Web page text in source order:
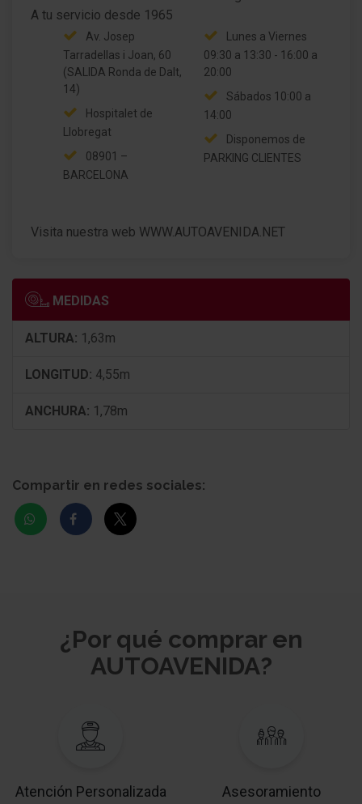
Llantas de aleación 6,5x16 (Mahalia, Negro)
Regulación antideslizante (ASR)
Caja de cambios 6-marcha
Eco "Moda" (Conmutador del modo de conducción)
Motor 1,0 Ltr. - 81 kW TCE CAT
Av. Josep
Tarradellas i Joan, 60
(SALIDA Ronda de Dalt,
14)
Hospitalet de
Llobregat
08901 –
BARCELONA
Lunes a Viernes
09:30 a 13:30 - 16:00 a
20:00
Sábados 10:00 a
14:00
Disponemos de
PARKING CLIENTES
Visita nuestra web WWW.AUTOAVENIDA.NET
MEDIDAS
ALTURA: 1,63m
LONGITUD: 4,55m
ANCHURA: 1,78m
Compartir en redes sociales:
¿Por qué comprar en
AUTOAVENIDA?
Atención Personalizada
Asesoramiento